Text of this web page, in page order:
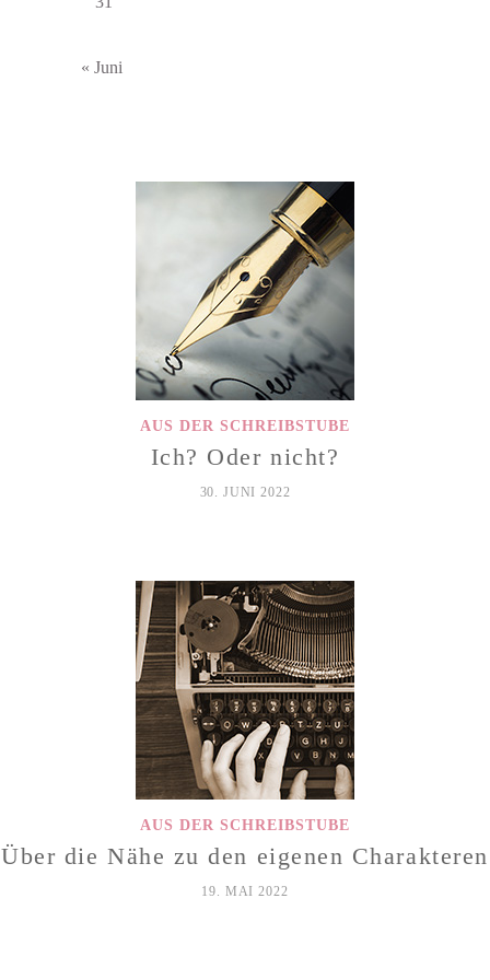
« Juni
AUS DER SCHREIBSTUBE
Ich? Oder nicht?
30. JUNI 2022
AUS DER SCHREIBSTUBE
Über die Nähe zu den eigenen Charakteren
19. MAI 2022